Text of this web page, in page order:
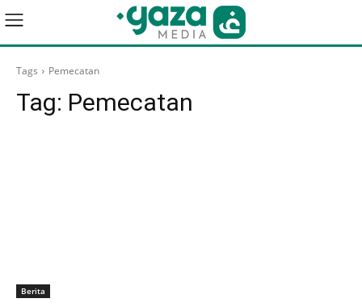
Tags Pemecatan
Tag: Pemecatan
Berita